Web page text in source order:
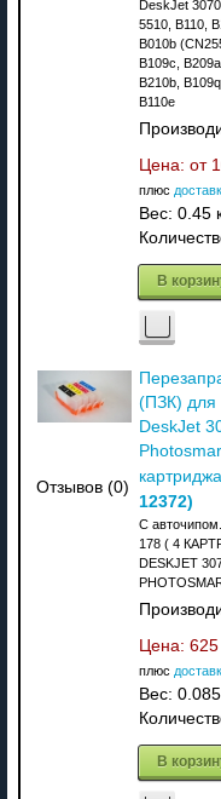
DeskJet
5510, B110,
B010b
B109c,
B210b,
B110e
Цена: от
плюс
Вес: 0.45
В
Отзывов (0)
(ПЗК) для
DeskJet
12372)
С
178 ( 4
DESKJET
Цена:
плюс
Вес: 0.085
В